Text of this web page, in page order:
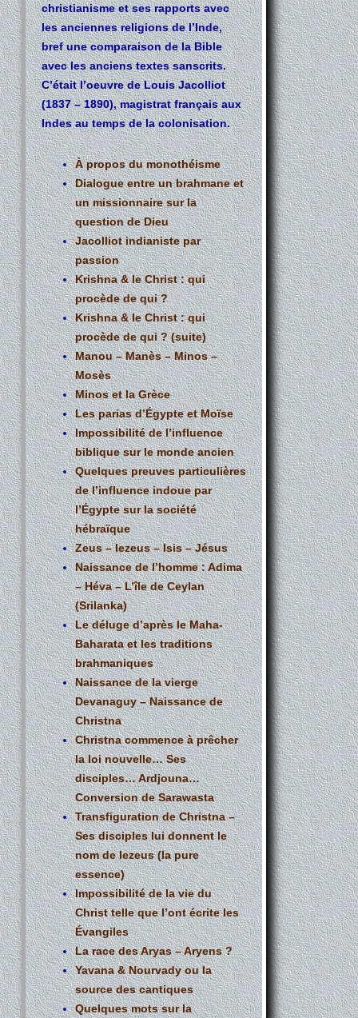
christianisme et ses rapports avec
les anciennes religions de l’Inde,
bref une comparaison de la Bible
avec les anciens textes sanscrits.
C’était l’oeuvre de Louis Jacolliot
(1837 – 1890), magistrat français aux
Indes au temps de la colonisation.
À propos du monothéisme
Dialogue entre un brahmane et
un missionnaire sur la
question de Dieu
Jacolliot indianiste par
passion
Krishna & le Christ : qui
procède de qui ?
Krishna & le Christ : qui
procède de qui ? (suite)
Manou – Manès – Minos –
Mosès
Minos et la Grèce
Les parias d’Égypte et Moïse
Impossibilité de l’influence
biblique sur le monde ancien
Quelques preuves particulières
de l’influence indoue par
l’Égypte sur la société
hébraïque
Zeus – Iezeus – Isis – Jésus
Naissance de l’homme : Adima
– Héva – L’île de Ceylan
(Srilanka)
Le déluge d’après le Maha-
Baharata et les traditions
brahmaniques
Naissance de la vierge
Devanaguy – Naissance de
Christna
Christna commence à prêcher
la loi nouvelle… Ses
disciples… Ardjouna…
Conversion de Sarawasta
Transfiguration de Christna –
Ses disciples lui donnent le
nom de Iezeus (la pure
essence)
Impossibilité de la vie du
Christ telle que l’ont écrite les
Évangiles
La race des Aryas – Aryens ?
Yavana & Nourvady ou la
source des cantiques
Quelques mots sur la